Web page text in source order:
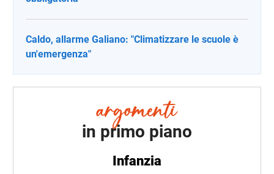
Caldo, allarme Galiano: "Climatizzare le scuole è
un'emergenza"
in primo piano
Infanzia